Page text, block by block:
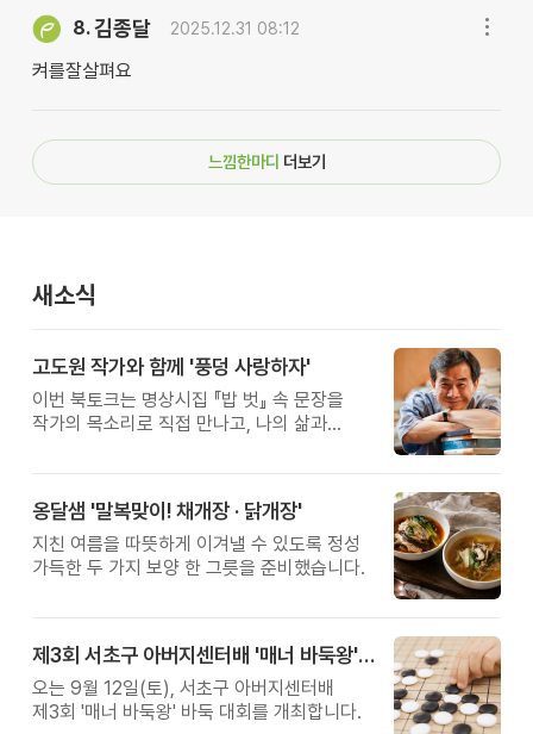
8.김종달 2025.12.31 08:12
켜를잘살펴요
느낌한마디 더보기
새소식
고도원 작가와 함께 '풍덩 사랑하자'
이번 북토크는 명상시집 『밥 벗』 속 문장을
작가의 목소리로 직접 만나고, 나의 삶과
옹달샘 '말복맞이! 채개장 · 닭개장'
지친 여름을 따뜻하게 이겨낼 수 있도록 정성
가득한 두 가지 보양 한 그릇을 준비했습니다.
제3회 서초구 아버지센터배 '매너 바둑왕' 대회
오는 9월 12일(토), 서초구 아버지센터배
제3회 '매너 바둑왕' 바둑 대회를 개최합니다.